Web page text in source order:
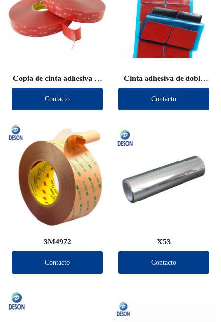
Copia de cinta adhesiva de
doble cara VHB (otra
marca)
Contacto
Cinta adhesiva de doble
cara VHB (otra marca)
Contacto
3M4972
Contacto
X53
Contacto